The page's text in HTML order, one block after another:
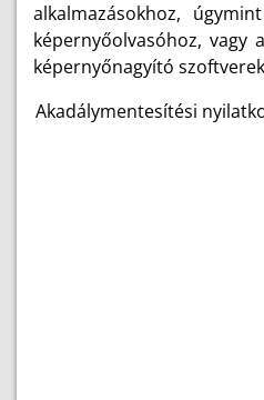
alkalmazásokhoz,
képernyőolvasóhoz, vagy
képernyőnagyító
Akadálymentesítési